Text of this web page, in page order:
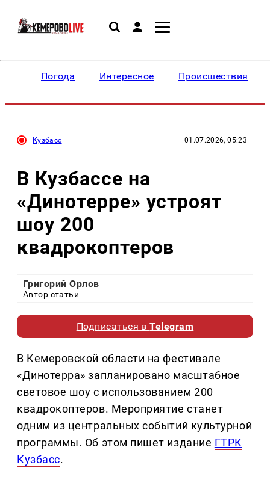
Погода Интересное Происшествия
Кузбасс 01.07.2026, 05:23
В Кузбассе на
«Динотерре» устроят
шоу 200
квадрокоптеров
Григорий Орлов
Автор статьи
Подписаться вTelegram
В Кемеровской области на фестивале
«Динотерра» запланировано масштабное
световое шоу с использованием 200
квадрокоптеров. Мероприятие станет
одним из центральных событий культурной
программы. Об этом пишет издание ГТРК
Кузбасс.